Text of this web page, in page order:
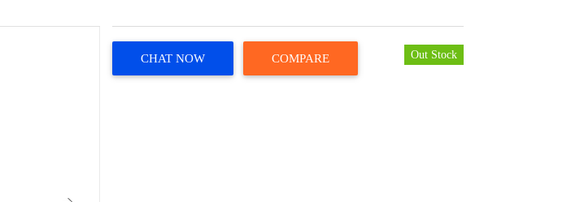
Out Stock
CHAT NOW COMPARE